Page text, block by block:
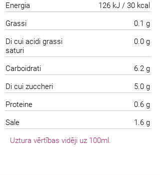
Energia
126 kJ / 30 kcal
Grassi
0.1 g
Di cui acidi grassi
saturi
0.0 g
Carboidrati
6.2 g
Di cui zuccheri
5.0 g
Proteine
0.6 g
Sale
1.6 g
Uztura vērtības vidēji uz 100ml.